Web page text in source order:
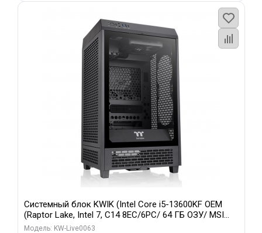
Системный блок KWIK (Intel Core i5-13600KF OEM
(Raptor Lake, Intel 7, C14 8EC/6PC/ 64 ГБ ОЗУ/ MSI
RTX5080 VENTUS 3X OC 16GB GDDR7 256bit 3xDP
Модель: KW-Live0063